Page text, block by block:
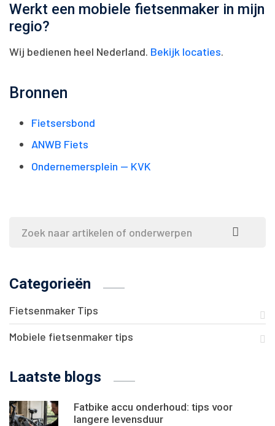
Werkt een mobiele fietsenmaker in mijn
regio?
Wij bedienen heel Nederland. Bekijk locaties.
Bronnen
Fietsersbond
ANWB Fiets
Ondernemersplein — KVK
Categorieën
Fietsenmaker Tips
Mobiele fietsenmaker tips
Laatste blogs
Fatbike accu onderhoud: tips voor
langere levensduur